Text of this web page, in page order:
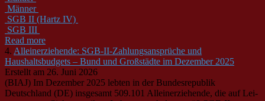
Männer
SGB II (Hartz IV)
SGB III
Read more
4. Alleinerziehende: SGB-II-Zahlungsansprüche und
Haushaltsbudgets – Bund und Großstädte im Dezember 2025
Erstellt am 26. Juni 2026
(BIAJ) Im Dezember 2025 lebten in der Bundesrepublik
Deutschland (DE) insgesamt 509.101 Alleinerziehende, die auf Lei­